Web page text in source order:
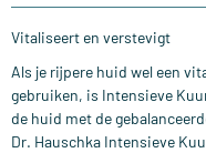
Vitaliseert en verstevigt
Als je rijpere huid wel een
gebruiken, is Intensieve
de huid met de
Dr. Hauschka Intensieve